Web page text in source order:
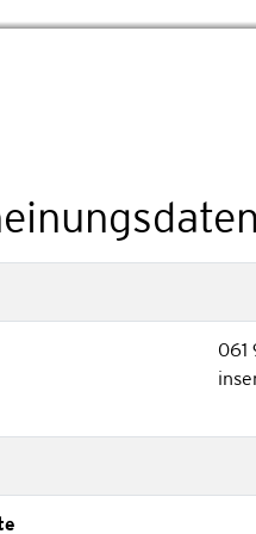
061